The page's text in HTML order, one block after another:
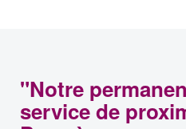
"Notre
service de